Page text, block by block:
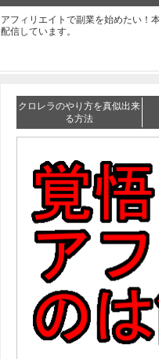
アフィリエイトで副業を始めたい！
配信しています。
クロレラのやり方を真似出来
る方法